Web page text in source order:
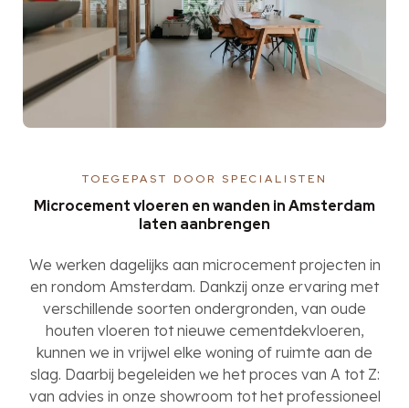
TOEGEPAST DOOR SPECIALISTEN
Microcement vloeren en wanden in Amsterdam
laten aanbrengen
We werken dagelijks aan microcement projecten in
en rondom Amsterdam. Dankzij onze ervaring met
verschillende soorten ondergronden, van oude
houten vloeren tot nieuwe cementdekvloeren,
kunnen we in vrijwel elke woning of ruimte aan de
slag. Daarbij begeleiden we het proces van A tot Z:
van advies in onze showroom tot het professioneel